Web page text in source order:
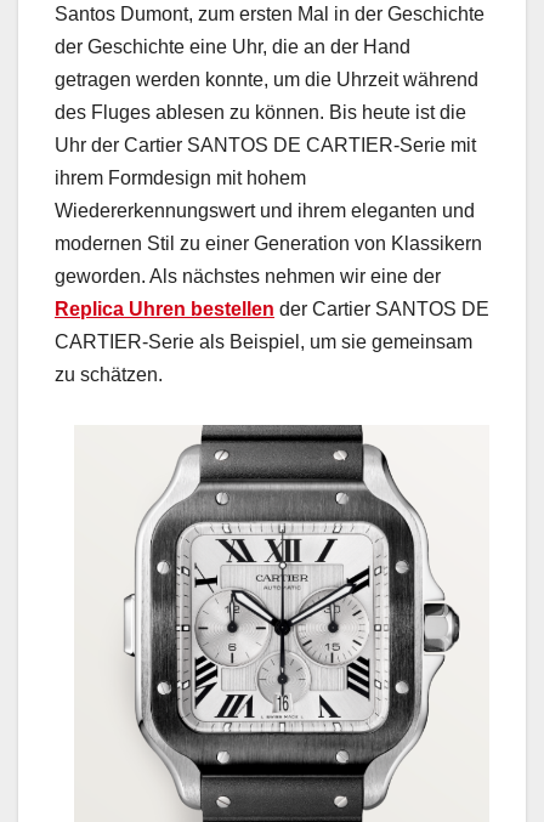
Santos Dumont, zum ersten Mal in der Geschichte
der Geschichte eine Uhr, die an der Hand
getragen werden konnte, um die Uhrzeit während
des Fluges ablesen zu können. Bis heute ist die
Uhr der Cartier SANTOS DE CARTIER-Serie mit
ihrem Formdesign mit hohem
Wiedererkennungswert und ihrem eleganten und
modernen Stil zu einer Generation von Klassikern
geworden. Als nächstes nehmen wir eine der
Replica Uhren bestellen der Cartier SANTOS DE
CARTIER-Serie als Beispiel, um sie gemeinsam
zu schätzen.